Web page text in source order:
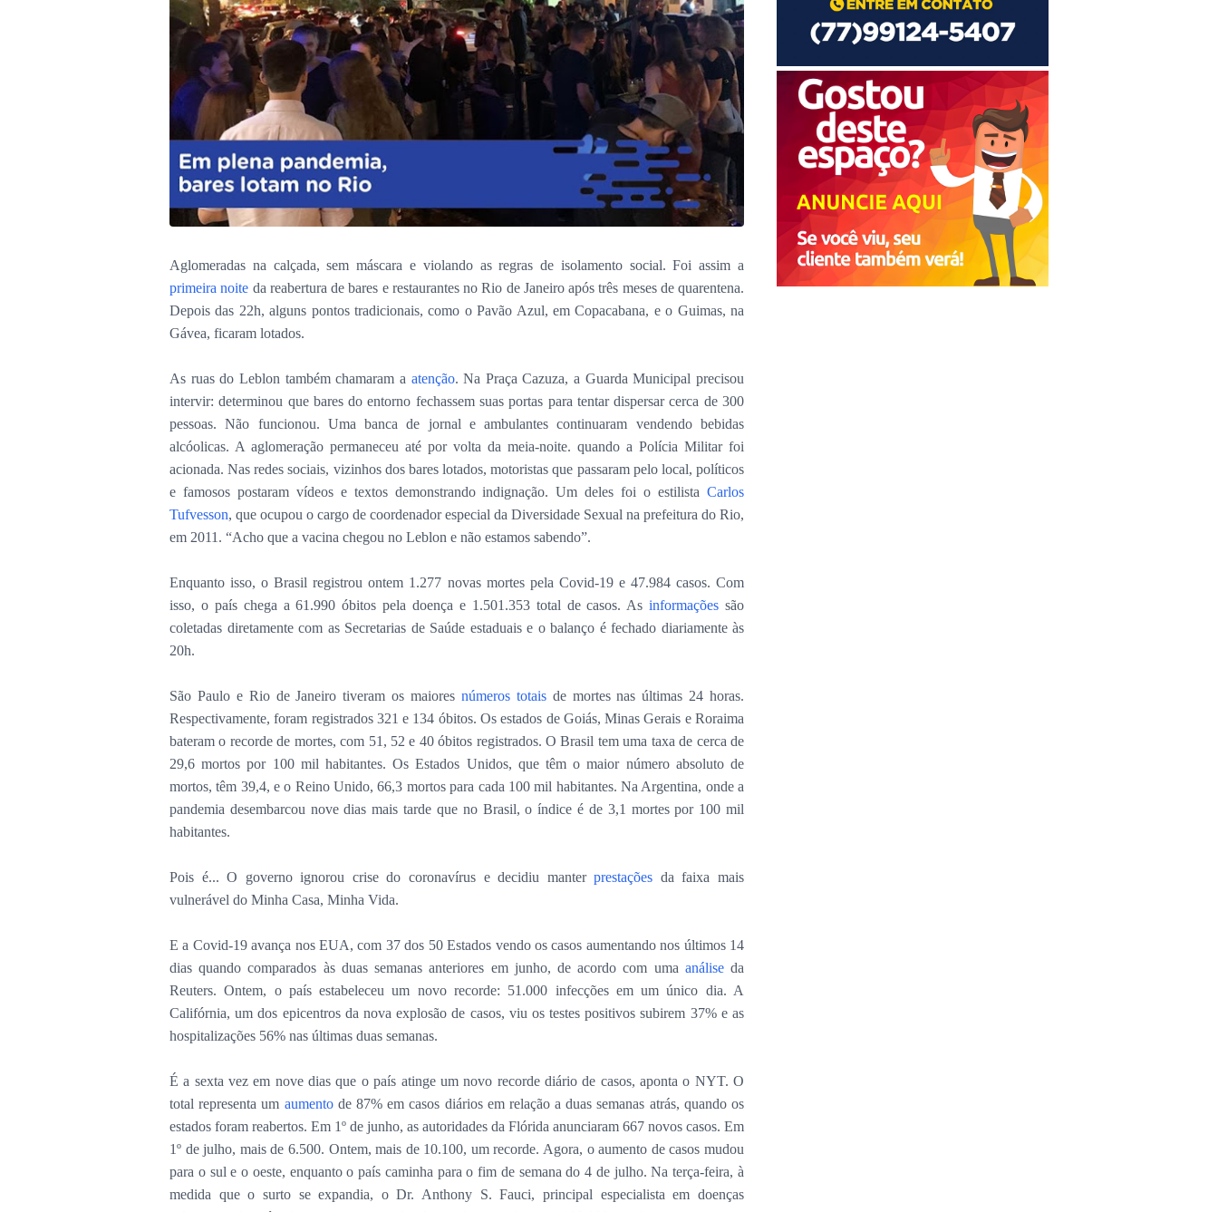
Aglomeradas na calçada, sem máscara e violando as regras de isolamento social. Foi assim a
primeira noite da reabertura de bares e restaurantes no Rio de Janeiro após três meses de quarentena.
Depois das 22h, alguns pontos tradicionais, como o Pavão Azul, em Copacabana, e o Guimas, na
Gávea, ficaram lotados.
As ruas do Leblon também chamaram a atenção. Na Praça Cazuza, a Guarda Municipal precisou
intervir: determinou que bares do entorno fechassem suas portas para tentar dispersar cerca de 300
pessoas. Não funcionou. Uma banca de jornal e ambulantes continuaram vendendo bebidas
alcóolicas. A aglomeração permaneceu até por volta da meia-noite. quando a Polícia Militar foi
acionada. Nas redes sociais, vizinhos dos bares lotados, motoristas que passaram pelo local, políticos
e famosos postaram vídeos e textos demonstrando indignação. Um deles foi o estilista Carlos
Tufvesson, que ocupou o cargo de coordenador especial da Diversidade Sexual na prefeitura do Rio,
em 2011. “Acho que a vacina chegou no Leblon e não estamos sabendo”.
Enquanto isso, o Brasil registrou ontem 1.277 novas mortes pela Covid-19 e 47.984 casos. Com
isso, o país chega a 61.990 óbitos pela doença e 1.501.353 total de casos. Asinformações são
coletadas diretamente com as Secretarias de Saúde estaduais e o balanço é fechado diariamente às
20h.
São Paulo e Rio de Janeiro tiveram os maiores números totaisde mortes nas últimas 24 horas.
Respectivamente, foram registrados 321 e 134 óbitos. Os estados de Goiás, Minas Gerais e Roraima
bateram o recorde de mortes, com 51, 52 e 40 óbitos registrados. O Brasil tem uma taxa de cerca de
29,6 mortos por 100 mil habitantes. Os Estados Unidos, que têm o maior número absoluto de
mortos, têm 39,4, e o Reino Unido, 66,3 mortos para cada 100 mil habitantes. Na Argentina, onde a
pandemia desembarcou nove dias mais tarde que no Brasil, o índice é de 3,1 mortes por 100 mil
habitantes.
Pois é... O governo ignorou crise do coronavírus e decidiu manterprestações da faixa mais
vulnerável do Minha Casa, Minha Vida.
E a Covid-19 avança nos EUA, com 37 dos 50 Estados vendo os casos aumentando nos últimos 14
dias quando comparados às duas semanas anteriores em junho, de acordo com uma análiseda
Reuters. Ontem, o país estabeleceu um novo recorde: 51.000 infecções em um único dia. A
Califórnia, um dos epicentros da nova explosão de casos, viu os testes positivos subirem 37% e as
hospitalizações 56% nas últimas duas semanas.
É a sexta vez em nove dias que o país atinge um novo recorde diário de casos, aponta o NYT. O
total representa um aumentode 87% em casos diários em relação a duas semanas atrás, quando os
estados foram reabertos. Em 1º de junho, as autoridades da Flórida anunciaram 667 novos casos. Em
1º de julho, mais de 6.500. Ontem, mais de 10.100, um recorde. Agora, o aumento de casos mudou
para o sul e o oeste, enquanto o país caminha para o fim de semana do 4 de julho. Na terça-feira, à
medida que o surto se expandia, o Dr. Anthony S. Fauci, principal especialista em doenças